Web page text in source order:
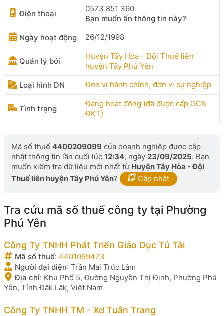
Điện thoại
0573 851 360
Bạn muốn ẩn thông tin này?
Ngày hoạt động
26/12/1998
Quản lý bởi
Huyện Tây Hòa - Đội Thuế liên
huyện Tây Phú Yên
Loại hình DN
Đơn vị hành chính, đơn vị sự nghiệp
Tình trạng
Đang hoạt động (đã được cấp GCN
ĐKT)
Mã số thuế 4400209099 của doanh nghiệp được cập
nhật thông tin lần cuối lúc 12:34, ngày 23/09/2025. Bạn
muốn kiểm tra dữ liệu mới nhất từ Huyện Tây Hòa - Đội
Thuế liên huyện Tây Phú Yên? Cập nhật
Tra cứu mã số thuế công ty tại Phường
Phú Yên
Công Ty TNHH Phát Triển Giáo Dục Tú Tài
Mã số thuế: 4401099473
Người đại diện: Trần Mai Trúc Lâm
Địa chỉ: Khu Phố 5, Đường Nguyễn Thị Định, Phường Phú
Yên, Tỉnh Đắk Lắk, Việt Nam
Công Ty TNHH TM - Xd Tuân Trang